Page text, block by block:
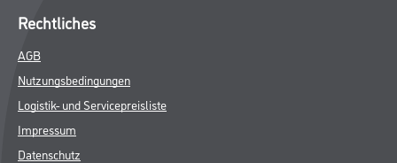
Rechtliches
AGB
Nutzungsbedingungen
Logistik- und Servicepreisliste
Impressum
Datenschutz